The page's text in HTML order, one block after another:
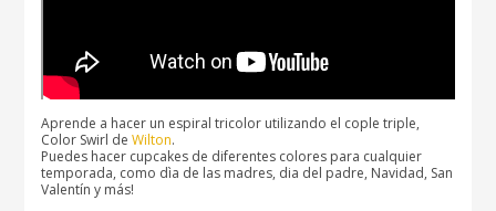
Aprende a hacer un espiral tricolor utilizando el cople triple,
Color Swirl deWilton.
Puedes hacer cupcakes de diferentes colores para cualquier
temporada, como dìa de las madres, dia del padre, Navidad, San
Valentín y más!